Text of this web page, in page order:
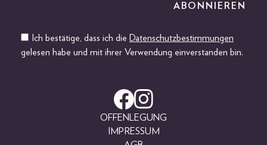
Ich bestätige, dass ich die Datenschutzbestimmungen
gelesen habe und mit ihrer Verwendung einverstanden bin.
OFFENLEGUNG
IMPRESSUM